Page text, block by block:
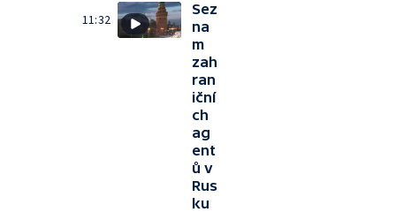
11:32
Sez
na
m
zah
ran
iční
ch
ag
ent
ů v
Rus
ku